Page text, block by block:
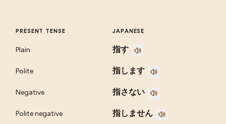
PRESENT TENSE JAPANESE
Plain 指す
Polite 指します
Negative 指さない
Polite negative 指しません